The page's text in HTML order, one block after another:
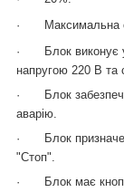
·
Максимальна
·
Блок виконує
напругою 220 В та
·
Блок
аварію.
·
Блок
"Стоп".
·
Блок має